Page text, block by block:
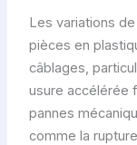
Les variations
pièces en
câblages,
usure accélérée
pannes
comme la